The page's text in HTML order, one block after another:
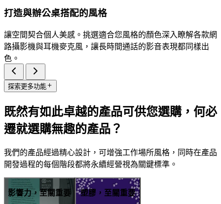
打造與辦公桌搭配的風格
讓空間契合個人美感。挑選適合您風格的顏色深入瞭解各款網
路攝影機與耳機麥克風，讓長時間通話的影音表現都同樣出
色。
探索更多功能
既然有如此卓越的產品可供您選購，何必
遷就選購無趣的產品？
我們的產品經過精心設計，可增強工作場所風格，同時在產品
開發過程的每個階段都將永續經營視為關鍵標準。
影響力，至關重要 塑膠，至關重要